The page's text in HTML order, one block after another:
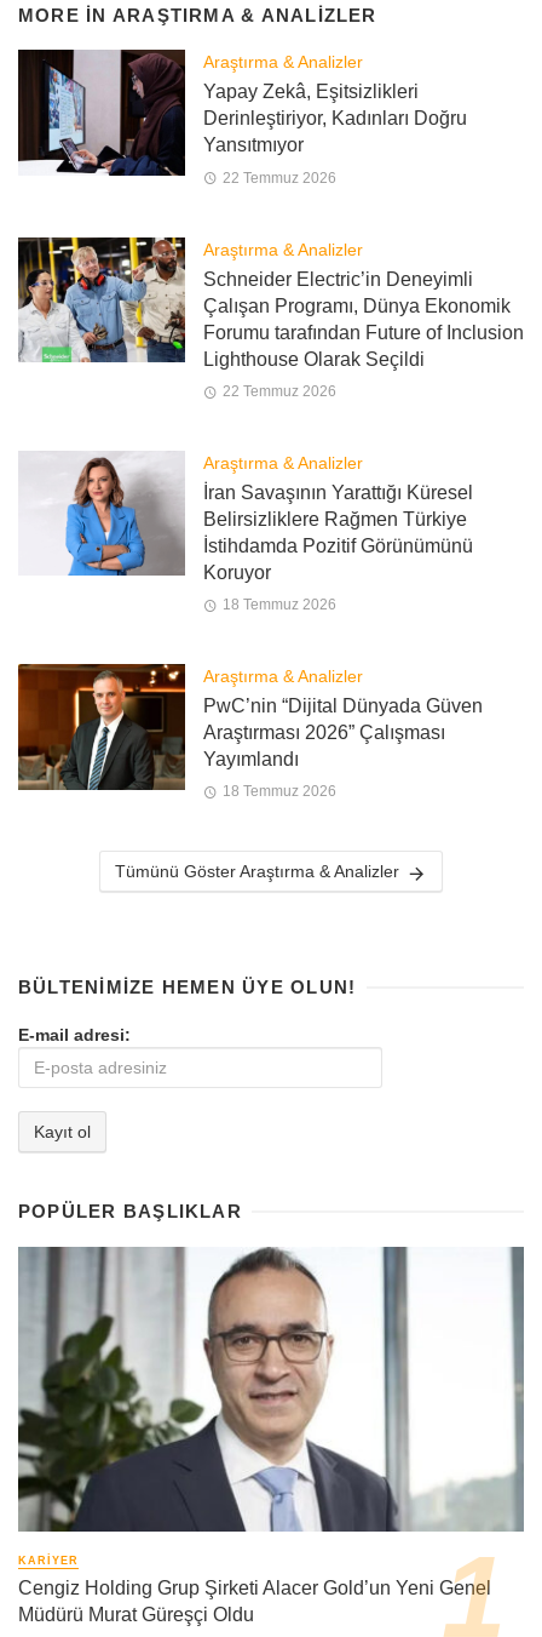
MORE IN ARAŞTIRMA & ANALIZLER
Araştırma & Analizler
Yapay Zekâ, Eşitsizlikleri
Derinleştiriyor, Kadınları Doğru
Yansıtmıyor
22 Temmuz 2026
Araştırma & Analizler
Schneider Electric’in Deneyimli
Çalışan Programı, Dünya Ekonomik
Forumu tarafından Future of Inclusion
Lighthouse Olarak Seçildi
22 Temmuz 2026
Araştırma & Analizler
İran Savaşının Yarattığı Küresel
Belirsizliklere Rağmen Türkiye
İstihdamda Pozitif Görünümünü
Koruyor
18 Temmuz 2026
Araştırma & Analizler
PwC’nin “Dijital Dünyada Güven
Araştırması 2026” Çalışması
Yayımlandı
18 Temmuz 2026
Tümünü Göster Araştırma & Analizler
BÜLTENIMIZE HEMEN ÜYE OLUN!
E-mail adresi:
POPÜLER BAŞLIKLAR
KARIYER
Cengiz Holding Grup Şirketi Alacer Gold’un Yeni Genel
Müdürü Murat Güreşçi Oldu